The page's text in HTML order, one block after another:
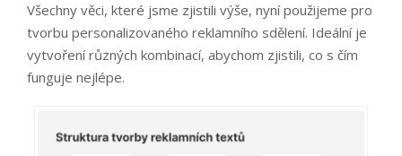
Všechny věci, které jsme zjistili výše, nyní použijeme pro
tvorbu personalizovaného reklamního sdělení. Ideální je
vytvoření různých kombinací, abychom zjistili, co s čím
funguje nejlépe.